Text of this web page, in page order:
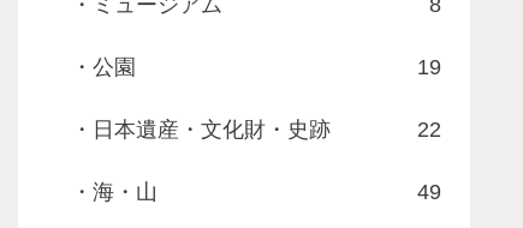
・公園 19
・日本遺産・文化財・史跡 22
・海・山 49